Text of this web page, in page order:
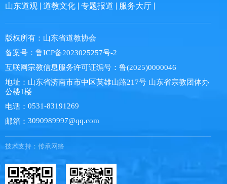
山东道观
道教文化 专题报道 服务大厅
版权所有： 山东省道教协会
备案号： 鲁ICP备2023025257号-2
互联网宗教信息服务许可证编号： 鲁(2025)0000046
地址： 山东省济南市市中区英雄山路217号 山东省宗教团体办
公楼1楼
电话： 0531-83191269
邮箱： 3090989997@qq.com
技术支持： 传承网络